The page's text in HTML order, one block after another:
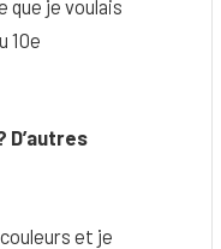
que je voulais
10e
D’autres
et je